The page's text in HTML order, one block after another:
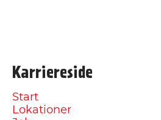
Karriereside
Start
Lokationer